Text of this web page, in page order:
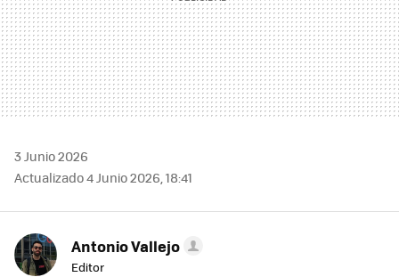
3 Junio 2026
Actualizado 4 Junio 2026, 18:41
Antonio Vallejo
Editor